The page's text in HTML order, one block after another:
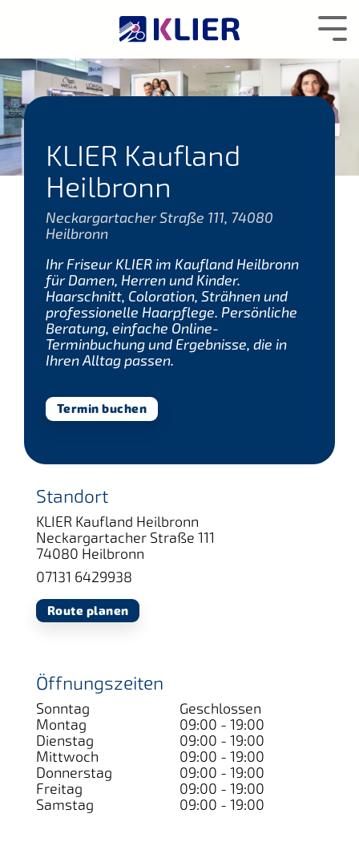
KLIER Kaufland
Heilbronn
Neckargartacher Straße 111, 74080
Heilbronn
Ihr Friseur KLIER im Kaufland Heilbronn
für Damen, Herren und Kinder.
Haarschnitt, Coloration, Strähnen und
professionelle Haarpflege. Persönliche
Beratung, einfache Online-
Terminbuchung und Ergebnisse, die in
Ihren Alltag passen.
Termin buchen
Standort
KLIER Kaufland Heilbronn
Neckargartacher Straße 111
74080 Heilbronn
07131 6429938
Route planen
Öffnungszeiten
Sonntag
Geschlossen
Montag
09:00 - 19:00
Dienstag
09:00 - 19:00
Mittwoch
09:00 - 19:00
Donnerstag
09:00 - 19:00
Freitag
09:00 - 19:00
Samstag
09:00 - 19:00